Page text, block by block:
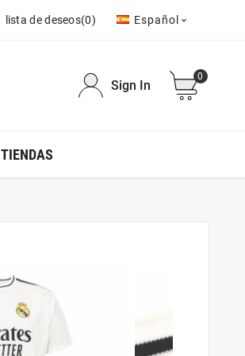
lista de deseos(0) Español 
Sign In
0
TIENDAS